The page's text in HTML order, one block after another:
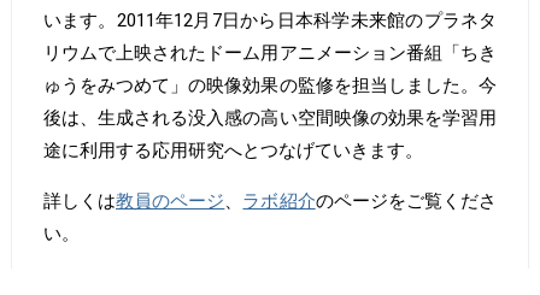
います。2011年12月7日から日本科学未来館のプラネタ
リウムで上映されたドーム用アニメーション番組「ちき
ゅうをみつめて」の映像効果の監修を担当しました。今
後は、生成される没入感の高い空間映像の効果を学習用
途に利用する応用研究へとつなげていきます。
詳しくは教員のページ ラボ紹介のページをご覧くださ
い。